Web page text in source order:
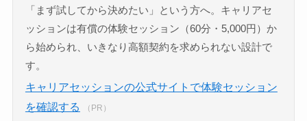
「まず試してから決めたい」という方へ。キャリアセ
ッションは有償の体験セッション（60分・5,000円）か
ら始められ、いきなり高額契約を求められない設計で
す。
キャリアセッションの公式サイトで体験セッション
を確認する
（PR）